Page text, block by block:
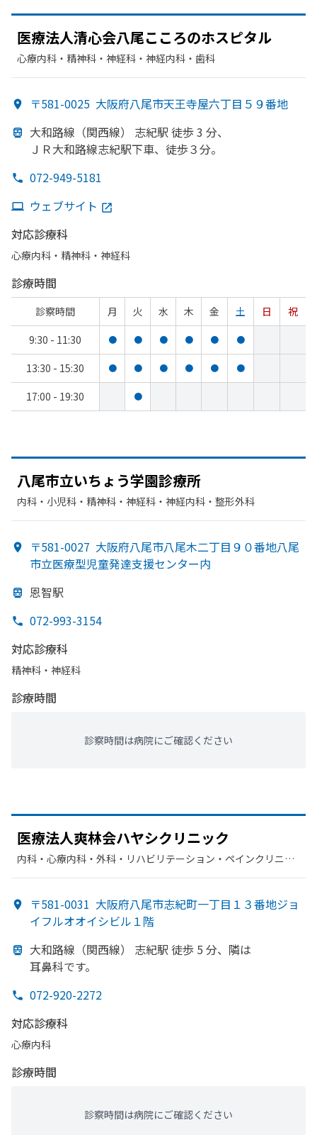
医療法人清心会八尾こころのホスピタル
心療内科・​精神科・神経科・​神経内科・​歯科
〒581-0025 大阪府八尾市天王寺屋六丁目５９番地
大和路線 （関西線）
志紀駅 徒歩 3 分、
ＪＲ大和路線志紀駅下車、 徒歩３分。
072-949-5181
ウェブサイト
対応診療科
心療内科・​精神科・神経科
診療時間
診察時間 月 火 水 木 金 土 日
祝
9:30 - 11:30
● ● ● ● ● ●
13:30 - 15:30 ● ● ● ● ● ●
17:00 - 19:30 ●
八尾市立いちょう学園診療所
内科・​小児科・​精神科・神経科・​神経内科・​整形外科
〒581-0027 大阪府八尾市八尾木二丁目９０番地八尾
市立医療型児童発達支援センター内
恩智駅
072-993-3154
対応診療科
精神科・神経科
診療時間
診察時間は病院にご確認ください
医療法人爽林会ハヤシクリニック
内科・​心療内科・​外科・​リハビリテーション・​ペインクリニッ
〒581-0031 大阪府八尾市志紀町一丁目１３番地ジョ
イフルオオイシビル１階
大和路線 （関西線） 志紀駅 徒歩 5 分、 隣は
耳鼻科です。
072-920-2272
対応診療科
心療内科
診療時間
診察時間は病院にご確認ください